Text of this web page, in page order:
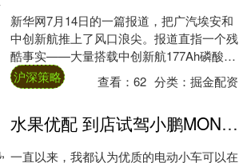
新华网7月14日的一篇报道，把广汽埃安和
中创新航推上了风口浪尖。报道直指一个残
酷事实——大量搭载中创新航177Ah磷酸铁
锂电芯的埃安营运车辆，正在经历电池鼓
包、....
沪深策略 查看：62 分类：掘金配资
水果优配 到店试驾小鹏MONA L03: 颜值能打、智驾惊艳, 12万级爆款预定
一直以来，我都认为优质的电动小车可以在